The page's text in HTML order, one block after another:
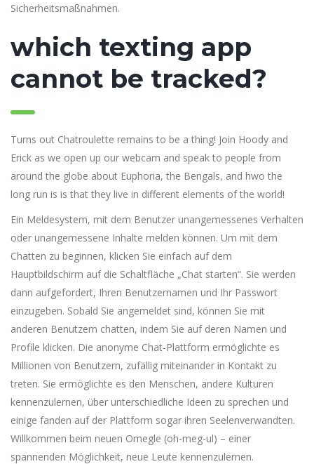
Sicherheitsmaßnahmen.
which texting app
cannot be tracked?
Turns out Chatroulette remains to be a thing! Join Hoody and
Erick as we open up our webcam and speak to people from
around the globe about Euphoria, the Bengals, and hwo the
long run is is that they live in different elements of the world!
Ein Meldesystem, mit dem Benutzer unangemessenes Verhalten
oder unangemessene Inhalte melden können. Um mit dem
Chatten zu beginnen, klicken Sie einfach auf dem
Hauptbildschirm auf die Schaltfläche „Chat starten“. Sie werden
dann aufgefordert, Ihren Benutzernamen und Ihr Passwort
einzugeben. Sobald Sie angemeldet sind, können Sie mit
anderen Benutzern chatten, indem Sie auf deren Namen und
Profile klicken. Die anonyme Chat-Plattform ermöglichte es
Millionen von Benutzern, zufällig miteinander in Kontakt zu
treten. Sie ermöglichte es den Menschen, andere Kulturen
kennenzulernen, über unterschiedliche Ideen zu sprechen und
einige fanden auf der Plattform sogar ihren Seelenverwandten.
Willkommen beim neuen Omegle (oh-meg-ul) – einer
spannenden Möglichkeit, neue Leute kennenzulernen.